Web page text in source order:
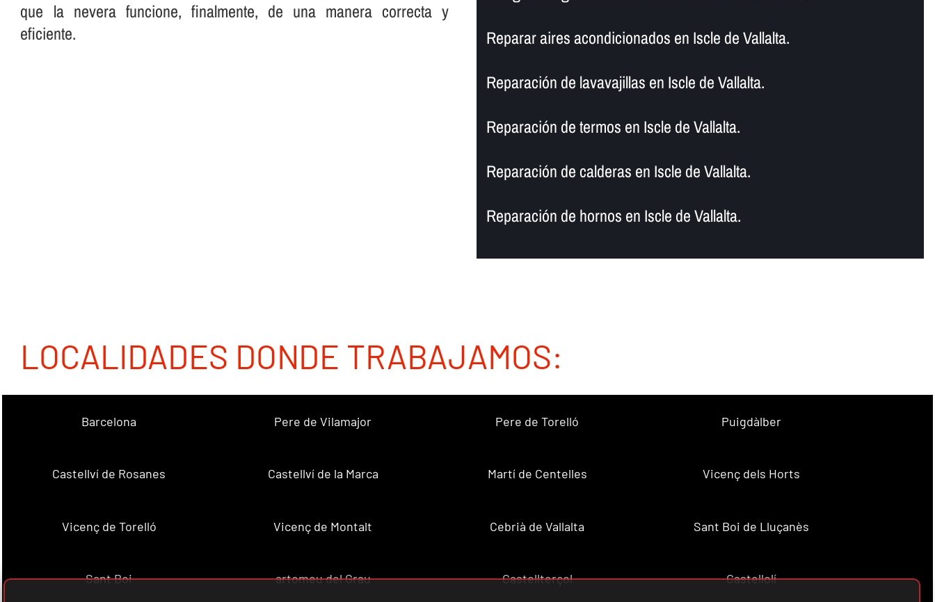
que la nevera funcione, finalmente, de una manera correcta y
eficiente.
Reparar aires acondicionados en Iscle de Vallalta.
Reparación de lavavajillas en Iscle de Vallalta.
Reparación de termos en Iscle de Vallalta.
Reparación de calderas en Iscle de Vallalta.
Reparación de hornos en Iscle de Vallalta.
LOCALIDADES DONDE TRABAJAMOS:
Barcelona Pere de Vilamajor Pere de Torelló Puigdàlber
Castellví de Rosanes Castellví de la Marca Martí de Centelles Vicenç dels Horts
Vicenç de Torelló Vicenç de Montalt Cebrià de Vallalta Sant Boi de Lluçanès
Sant Boi artomeu del Grau Castellterçol Castellolí